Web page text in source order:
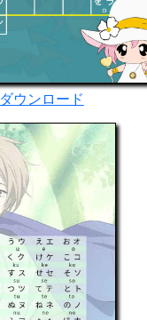
ダウンロード